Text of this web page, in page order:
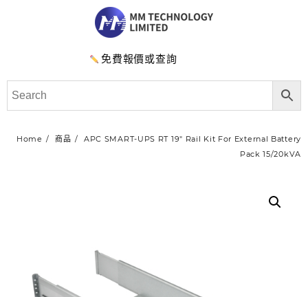
免費報價或查詢
Home 商品
APC SMART-UPS RT 19″ Rail Kit For External Battery
Pack 15/20kVA